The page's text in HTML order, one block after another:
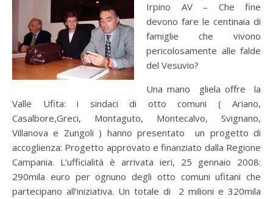
Irpino AV – Che fine
devono fare le centinaia di
famiglie che vivono
pericolosamente alle falde
del Vesuvio?
Una mano gliela offre la
Valle Ufita: i sindaci di otto comuni ( Ariano,
Casalbore,Greci, Montaguto, Montecalvo, Svignano,
Villanova e Zungoli ) hanno presentato un progetto di
accoglienza: Progetto approvato e finanziato dalla Regione
Campania. L’ufficialità è arrivata ieri, 25 gennaio 2008:
290mila euro per ognuno degli otto comuni ufitani che
partecipano all’iniziativa. Un totale di 2 milioni e 320mila